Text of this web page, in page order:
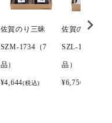
佐賀のり三昧
SZM-1734（7
品）
¥4,644(税込)
佐賀のり三昧
SZL-1742（10
品）
¥6,750